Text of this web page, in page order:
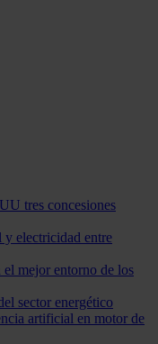
tres concesiones
y electricidad entre
el mejor entorno de los
sector energético
artificial en motor de